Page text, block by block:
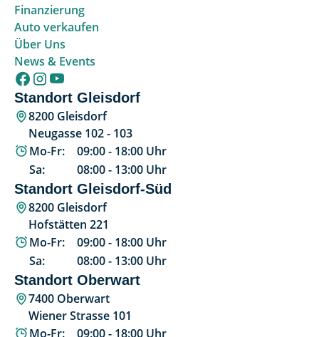
Finanzierung
Auto verkaufen
Über Uns
News & Events
Standort Gleisdorf
8200 Gleisdorf
Neugasse 102 - 103
Mo-Fr:
09:00- 18:00 Uhr
Sa:
08:00- 13:00 Uhr
Standort Gleisdorf-Süd
8200 Gleisdorf
Hofstätten 221
Mo-Fr:
09:00- 18:00 Uhr
Sa:
08:00- 13:00 Uhr
Standort Oberwart
7400 Oberwart
Wiener Strasse 101
Mo-Fr:
09:00- 18:00 Uhr